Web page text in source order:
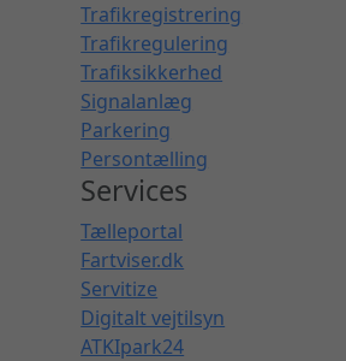
Trafikregistrering
Trafikregulering
Trafiksikkerhed
Signalanlæg
Parkering
Persontælling
Services
Tælleportal
Fartviser.dk
Servitize
Digitalt vejtilsyn
ATKIpark24